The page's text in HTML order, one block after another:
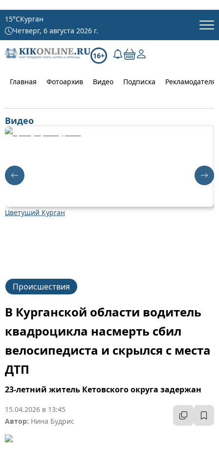
15°CКурган
Четверг, 6 августа 2026 г.
16+
Главная Фотоархив Видео Подписка
Видео
Цветущий Курган
Происшествия
В Курганской области водитель
квадроцикла насмерть сбил
велосипедиста и скрылся с места
ДТП
23-летний житель Кетовского округа задержан
15.04.2026 в 13:45
Автор: Нина Будрис